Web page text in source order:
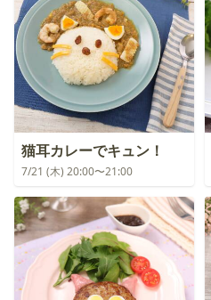
猫耳カレーでキュン！
7/21 (木) 20:00〜21:00